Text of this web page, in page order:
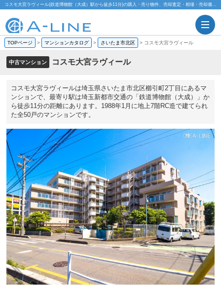
コスモ大宮ラヴィール(鉄道博物館（大成）駅から徒歩11分)の購入・売り物件、売却査定・相場・売却価格マンション情報｜株式会社A-LINE
TOPページ > マンションカタログ > さいたま市北区 > コスモ大宮ラヴィール
中古マンション コスモ大宮ラヴィール
コスモ大宮ラヴィールは埼玉県さいたま市北区櫛引町2丁目にあるマ
ンションで、最寄り駅は埼玉新都市交通の「鉄道博物館（大成）」か
ら徒歩11分の距離にあります。1988年1月に地上7階RC造で建てられ
た全50戸のマンションです。